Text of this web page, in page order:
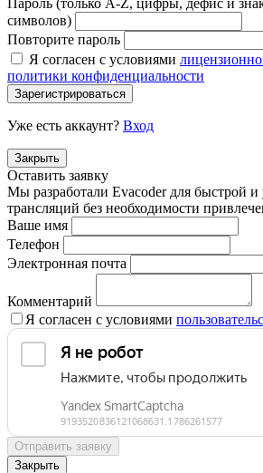
символов)
Повторите пароль
Я согласен с условиями
политики конфиденциальности
Зарегистрироваться
Уже есть аккаунт? Вход
Закрыть
Оставить заявку
Мы разработали Evacoder для быстрой и
трансляций без необходимости
Ваше имя
Телефон
Электронная почта
Комментарий
Я согласен с условиями
Отправить заявку
Закрыть